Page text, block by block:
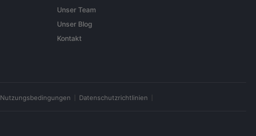
Unser Team
Unser Blog
Kontakt
Nutzungsbedingungen Datenschutzrichtlinien